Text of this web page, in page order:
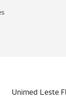
Unimed Leste